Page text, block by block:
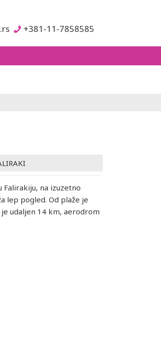
+381-11-7858585
na izuzetno
lep pogled. Od plaže je
udaljen 14 km, aerodrom